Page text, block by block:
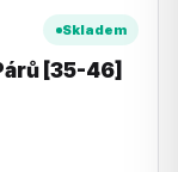
Skladem
[35-46]